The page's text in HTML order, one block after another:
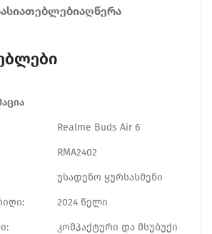
ᲐᲦᲬᲔᲠᲐ
Realme Buds Air 6
‎RMA2402
უსადენო ყურსასმენი
2024 წელი
კომპაქტური და მსუბუქი